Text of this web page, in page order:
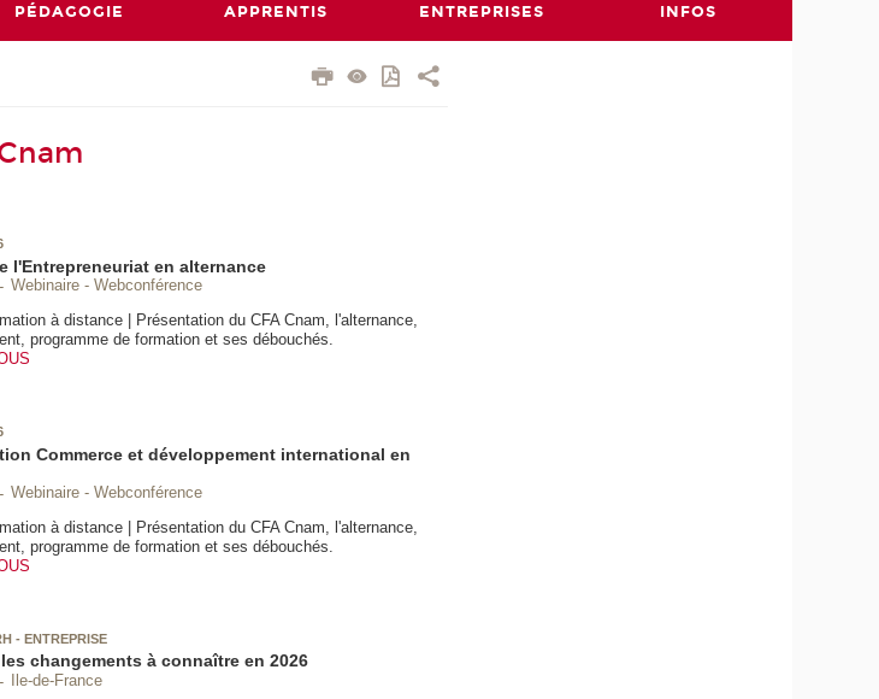
PÉDAGOGIE APPRENTIS ENTREPRISES INFOS
l'Entrepreneuriat en alternance
Webinaire - Webconférence
à distance | Présentation du CFA Cnam, l'alternance,
programme de formation et ses débouchés.
Commerce et développement international en
Webinaire - Webconférence
à distance | Présentation du CFA Cnam, l'alternance,
programme de formation et ses débouchés.
- ENTREPRISE
changements à connaître en 2026
Ile-de-France